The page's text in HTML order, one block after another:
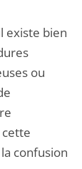
existe bien
ou
cette
confusion